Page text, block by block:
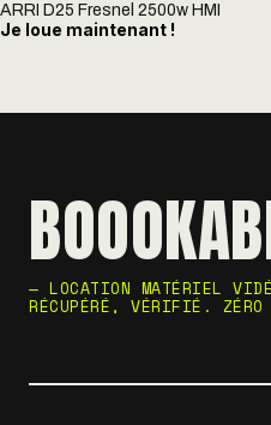
ARRI D25 Fresnel 2500w HMI
Je loue maintenant !
— LOCATION MATÉRIEL
RÉCUPÉRÉ, VÉRIFIÉ.